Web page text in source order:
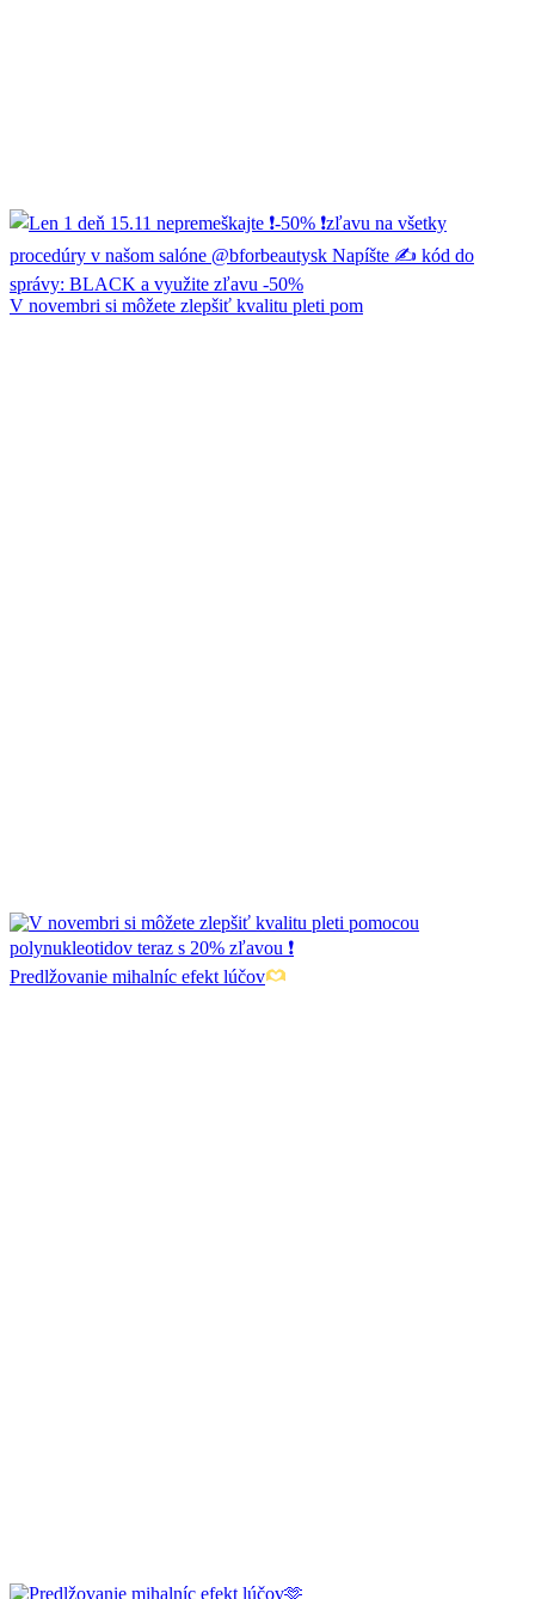
V novembri si môžete zlepšiť kvalitu pleti pom
Predlžovanie mihalníc efekt lúčov